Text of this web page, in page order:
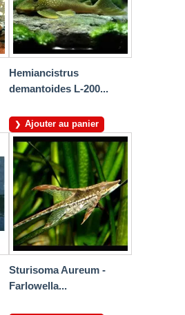
Hemiancistrus
demantoides L-200...
Ajouter au panier
Sturisoma Aureum -
Farlowella...